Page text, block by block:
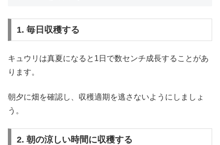
1. 毎日収穫する
キュウリは真夏になると1日で数センチ成長することがあ
ります。
朝夕に畑を確認し、収穫適期を逃さないようにしましょ
う。
2. 朝の涼しい時間に収穫する